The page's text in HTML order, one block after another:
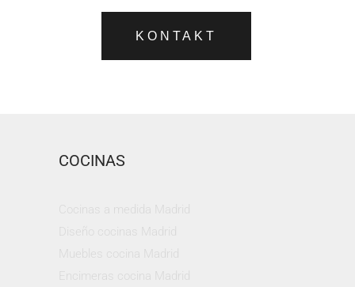
KONTAKT
COCINAS